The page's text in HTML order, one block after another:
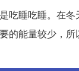
吃睡吃睡。在
的能量较少，